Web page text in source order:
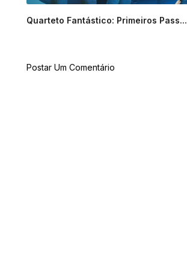
Quarteto Fantástico: Primeiros Pass...
Postar Um Comentário